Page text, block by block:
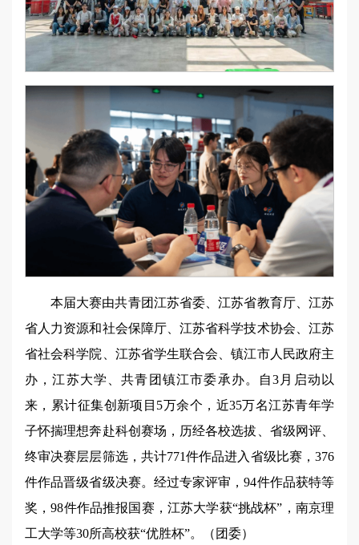
本届大赛由共青团江苏省委、江苏省教育厅、江苏
省人力资源和社会保障厅、江苏省科学技术协会、江苏
省社会科学院、江苏省学生联合会、镇江市人民政府主
办，江苏大学、共青团镇江市委承办。自3月启动以
来，累计征集创新项目5万余个，近35万名江苏青年学
子怀揣理想奔赴科创赛场，历经各校选拔、省级网评、
终审决赛层层筛选，共计771件作品进入省级比赛，376
件作品晋级省级决赛。经过专家评审，94件作品获特等
奖，98件作品推报国赛，江苏大学获“挑战杯”，南京理
工大学等30所高校获“优胜杯”。（团委）